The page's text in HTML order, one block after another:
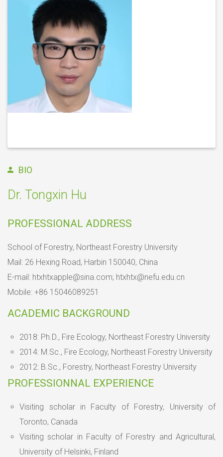
BIO
Dr. Tongxin Hu
PROFESSIONAL ADDRESS
School of Forestry, Northeast Forestry University
Mail: 26 Hexing Road, Harbin 150040, China
E-mail: htxhtxapple@sina.com; htxhtx@nefu.edu.cn
Mobile: +86 15046089251
ACADEMIC BACKGROUND
2018: Ph.D., Fire Ecology, Northeast Forestry University
2014: M.Sc., Fire Ecology, Northeast Forestry University
2012: B.Sc., Forestry, Northeast Forestry University
PROFESSIONNAL EXPERIENCE
Visiting scholar in Faculty of Forestry, University of
Toronto, Canada
Visiting scholar in Faculty of Forestry and Agricultural,
University of Helsinki, Finland